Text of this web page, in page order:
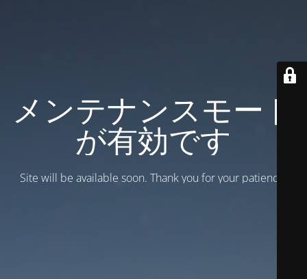
メンテナンスモード
が有効です
Site will be available soon. Thank you for your patience!